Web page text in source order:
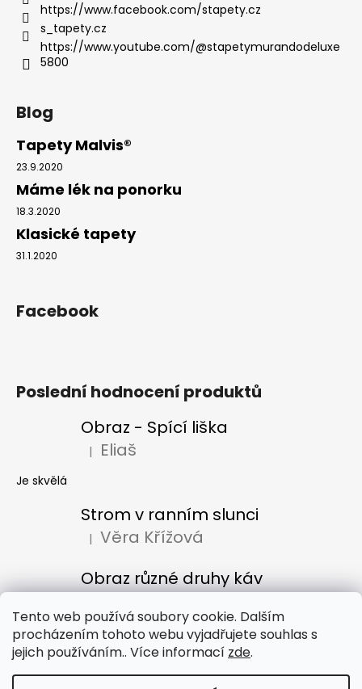
Tento web používá soubory cookie. Dalším
procházením tohoto webu vyjadřujete souhlas s
jejich používáním.. Více informací zde.
https://www.facebook.com/stapety.cz
s_tapety.cz
https://www.youtube.com/@stapetymurandodeluxe
5800
Blog
Tapety Malvis®
23.9.2020
Máme lék na ponorku
18.3.2020
Klasické tapety
31.1.2020
Facebook
Poslední hodnocení produktů
Obraz - Spící liška
Hodnocení produktu je 5 z 5 hvězdiček.
| Eliaš
Je skvělá
Strom v ranním slunci
Hodnocení produktu je 5 z 5 hvězdiček.
| Věra Křížová
Obraz různé druhy káv
Hodnocení produktu je 5 z 5 hvězdiček.